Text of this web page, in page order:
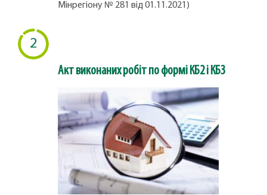
Мінрегіону № 281 від 01.11.2021)
2
Акт виконаних робіт по формі КБ2 і КБ3